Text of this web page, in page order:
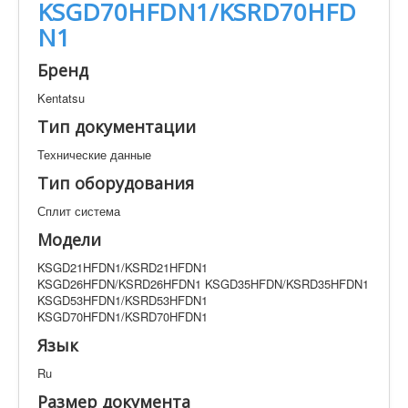
Техническая документация
KSGD21HFDN1/KSRD21HFDN1
KSGD26HFDN/KSRD26HFDN1
KSGD53HFDN1/KSRD53HFDN1
KSGD70HFDN1/KSRD70HFDN1
Искать
Производитель
Элементов на страницу
KSGD70HFDN1/KSRD70HFD
N1
Бренд
Kentatsu
Тип документации
Технические данные
Тип оборудования
Сплит система
Модели
KSGD21HFDN1/KSRD21HFDN1
KSGD26HFDN/KSRD26HFDN1 KSGD35HFDN/KSRD35HFDN1
KSGD53HFDN1/KSRD53HFDN1
KSGD70HFDN1/KSRD70HFDN1
Язык
Ru
Размер документа